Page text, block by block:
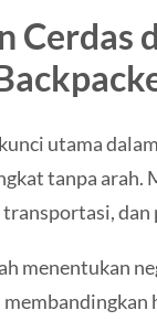
Cerdas
utama dalam
tanpa
menentukan